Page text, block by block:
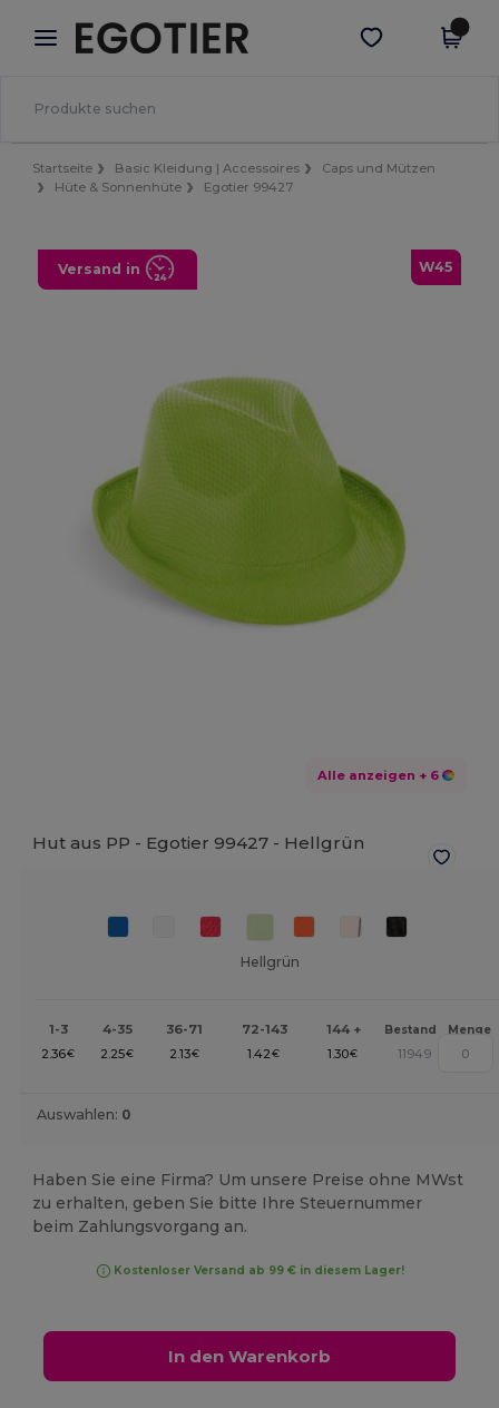
× Egotier App
Bessere Preise in der App!
App holen
Startseite Basic Kleidung | Accessoires
Caps und Mützen
Hüte & Sonnenhüte
Egotier 99427
W45
Versand in
Alle anzeigen + 6
Hut aus PP - Egotier 99427 - Hellgrün
Hellgrün
1-3 4-35 36-71 72-143 144 + Bestand Menge
2.36€ 2.25€ 2.13€ 1.42€ 1.30€ 11949
Auswahlen: 0
Haben Sie eine Firma? Um unsere Preise ohne MWst
zu erhalten, geben Sie bitte Ihre Steuernummer
beim Zahlungsvorgang an.
Kostenloser Versand ab 99 € in diesem Lager!
In den Warenkorb